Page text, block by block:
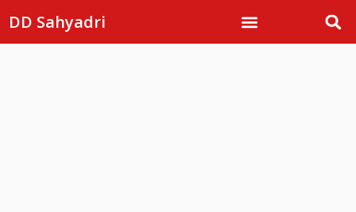
DD Sahyadri